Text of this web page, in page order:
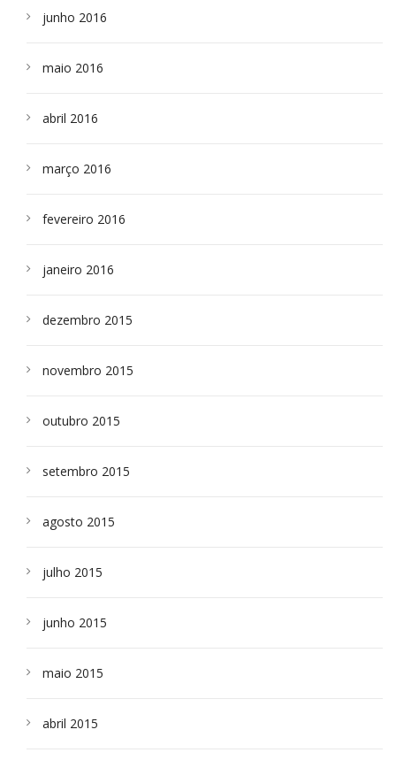
junho 2016
maio 2016
abril 2016
março 2016
fevereiro 2016
janeiro 2016
dezembro 2015
novembro 2015
outubro 2015
setembro 2015
agosto 2015
julho 2015
junho 2015
maio 2015
abril 2015